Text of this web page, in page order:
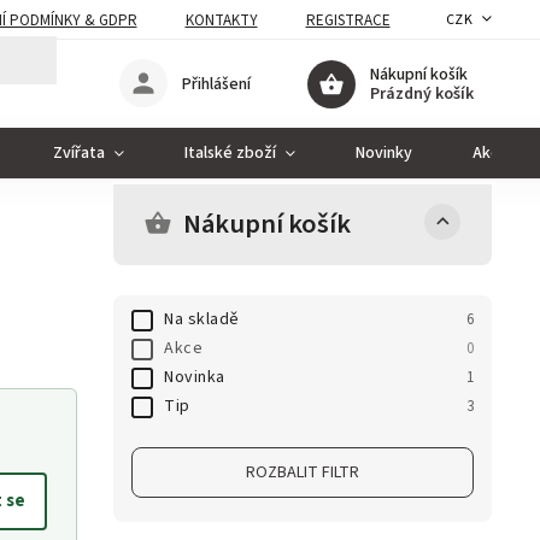
PODMÍNKY & GDPR KONTAKTY REGISTRACE CZK
Nákupní košík
Prázdný košík
Přihlášení
Zvířata Italské zboží Novinky Akce
Nákupní košík
Na skladě 6
Akce 0
Novinka 1
Tip 3
ROZBALIT FILTR
se